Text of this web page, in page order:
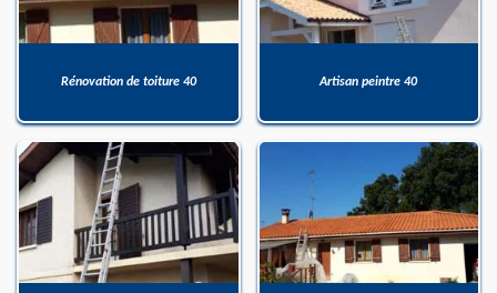
Rénovation de toiture 40 Artisan peintre 40